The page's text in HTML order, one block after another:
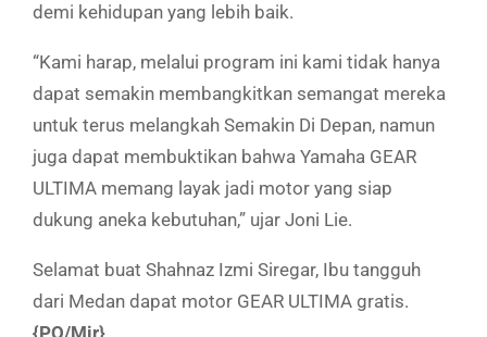
demi kehidupan yang lebih baik.
“Kami harap, melalui program ini kami tidak hanya
dapat semakin membangkitkan semangat mereka
untuk terus melangkah Semakin Di Depan, namun
juga dapat membuktikan bahwa Yamaha GEAR
ULTIMA memang layak jadi motor yang siap
dukung aneka kebutuhan,” ujar Joni Lie.
Selamat buat Shahnaz Izmi Siregar, Ibu tangguh
dari Medan dapat motor GEAR ULTIMA gratis.